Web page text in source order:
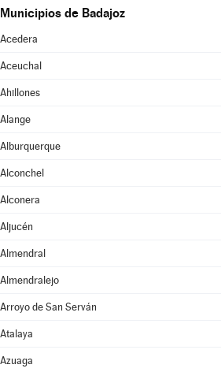
Municipios de Badajoz
Acedera
Aceuchal
Ahillones
Alange
Alburquerque
Alconchel
Alconera
Aljucén
Almendral
Almendralejo
Arroyo de San Serván
Atalaya
Azuaga